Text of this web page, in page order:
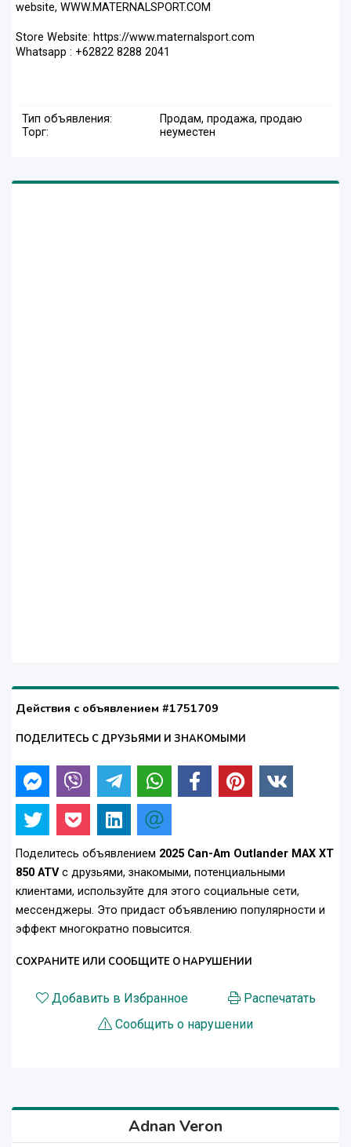
website, WWW.MATERNALSPORT.COM
Store Website: https://www.maternalsport.com
Whatsapp : +62822 8288 2041
Тип объявления:
Продам, продажа, продаю
Торг:
неуместен
Действия с объявлением #1751709
ПОДЕЛИТЕСЬ С ДРУЗЬЯМИ И ЗНАКОМЫМИ
Поделитесь объявлением 2025 Can-Am Outlander MAX XT
850 ATVс друзьями, знакомыми, потенциальными
клиентами, используйте для этого социальные сети,
мессенджеры. Это придаст объявлению популярности и
эффект многократно повысится.
СОХРАНИТЕ ИЛИ СООБЩИТЕ О НАРУШЕНИИ
Добавить в Избранное
Распечатать
Сообщить о нарушении
Adnan Veron